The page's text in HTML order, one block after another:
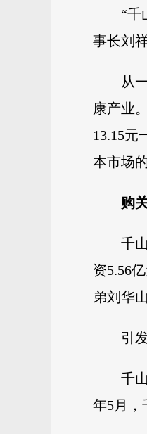
“千
事长刘
从
康产业
13.15元
本市场
购
千
资5.56
弟刘华山
引
千
年5月，